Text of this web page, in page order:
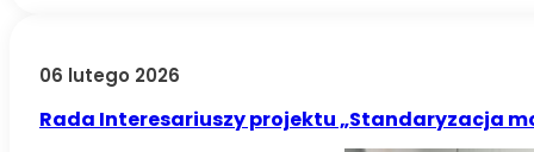
06 lutego 2026
Rada Interesariuszy projektu „Standaryzacja